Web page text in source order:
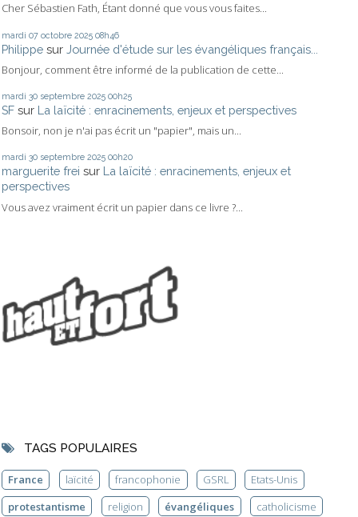
Cher Sébastien Fath, Étant donné que vous vous faites...
mardi 07 octobre 2025 08h46
Philippe sur Journée d'étude sur les évangéliques français...
Bonjour, comment être informé de la publication de cette...
mardi 30 septembre 2025 00h25
SF sur La laïcité : enracinements, enjeux et perspectives
Bonsoir, non je n'ai pas écrit un "papier", mais un...
mardi 30 septembre 2025 00h20
marguerite frei sur La laïcité : enracinements, enjeux et
perspectives
Vous avez vraiment écrit un papier dans ce livre ?...
TAGS POPULAIRES
France laïcité francophonie GSRL
Etats-Unis
protestantisme
religion évangéliques
catholicisme